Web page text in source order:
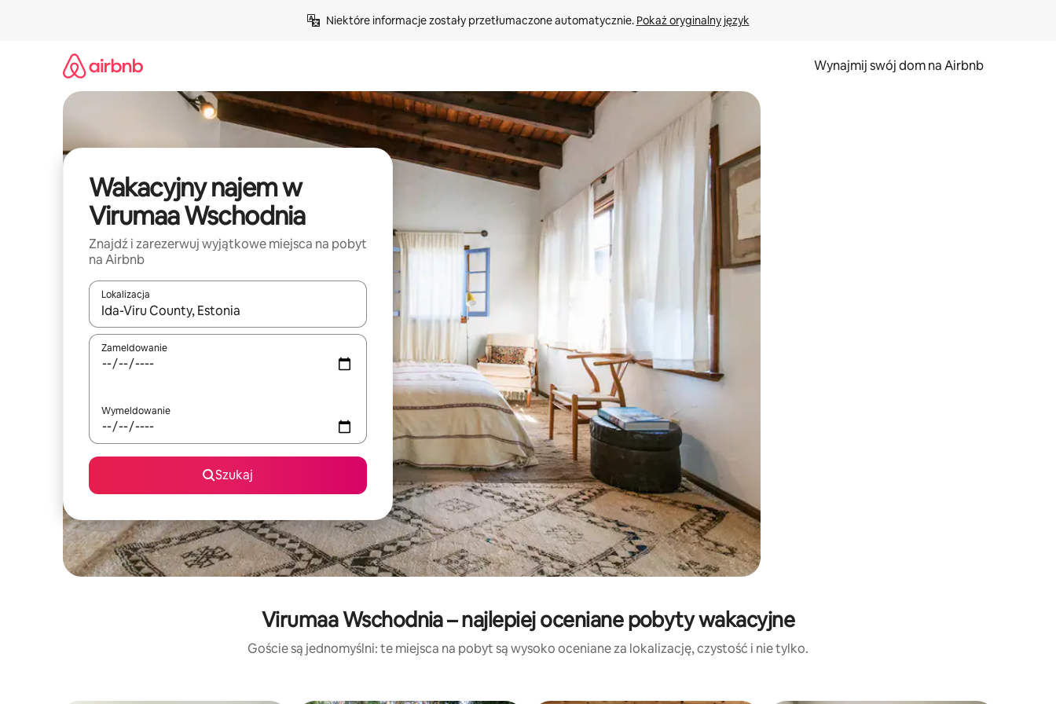
Niektóre informacje zostały przetłumaczone automatycznie. Pokaż oryginalny język
Wynajmij swój dom na Airbnb
Wakacyjny najem w
Virumaa Wschodnia
Znajdź i zarezerwuj wyjątkowe miejsca na pobyt
na Airbnb
Lokalizacja
Gdy wyniki będą dostępne, możesz poruszać się po nich za pomocą klawiszy strzałek w górę i w dół lub przeglądać je za pomocą gestów dotykowych lub przesuwania.
Zameldowanie
Wymeldowanie
Szukaj
Virumaa Wschodnia – najlepiej oceniane pobyty wakacyjne
Goście są jednomyślni: te miejsca na pobyt są wysoko oceniane za lokalizację, czystość i nie tylko.